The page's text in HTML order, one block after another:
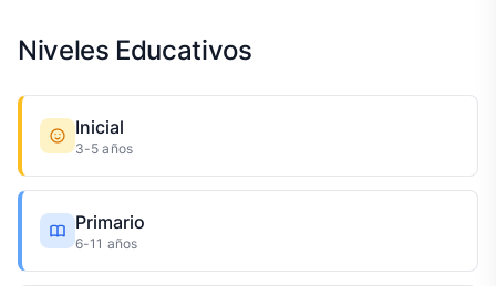
Niveles Educativos
Inicial
3-5 años
Primario
6-11 años